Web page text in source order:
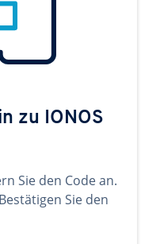
zu IONOS
Sie den Code an.
Sie den